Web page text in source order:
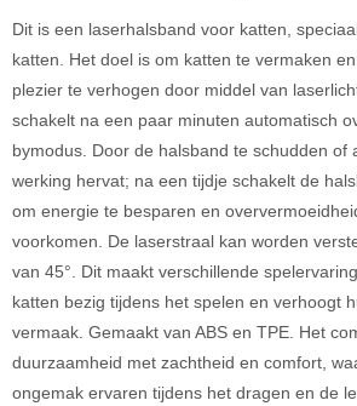
Dit is een laserhalsband voor katten,
katten. Het doel is om katten te vermaken
plezier te verhogen door middel van
schakelt na een paar minuten automatisch
bymodus. Door de halsband te schudden of
werking hervat; na een tijdje schakelt de
om energie te besparen en
voorkomen. De laserstraal kan worden
van 45°. Dit maakt verschillende
katten bezig tijdens het spelen en verhoogt
vermaak. Gemaakt van ABS en TPE. Het
duurzaamheid met zachtheid en comfort,
ongemak ervaren tijdens het dragen en de